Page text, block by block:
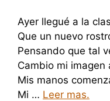
Ayer llegué a la
Que un nuevo
Pensando que tal
Cambio mi imagen
Mis manos
Mi … Leer mas.